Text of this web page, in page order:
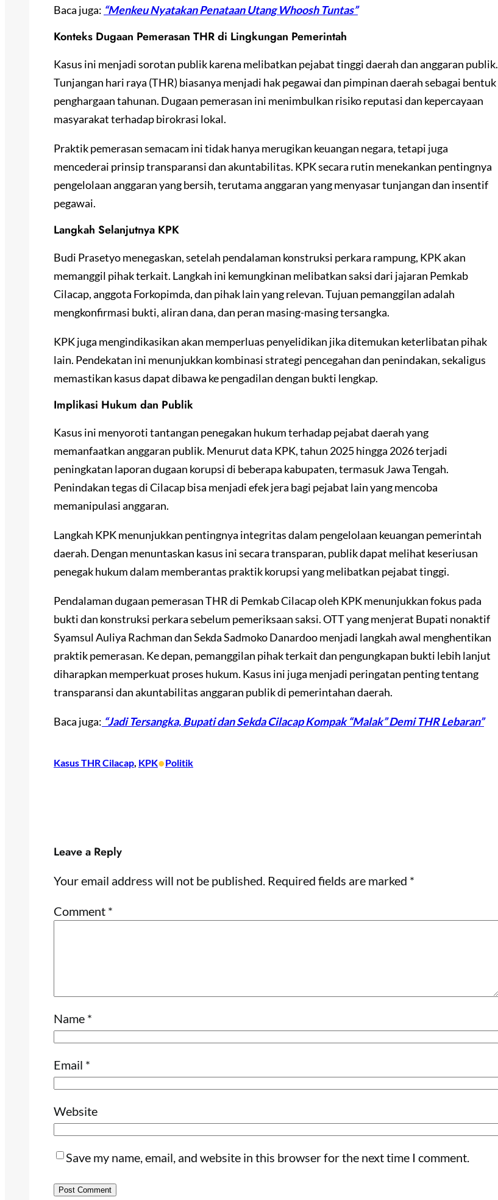
Baca juga: “Menkeu Nyatakan Penataan Utang Whoosh Tuntas”
Konteks Dugaan Pemerasan THR di Lingkungan Pemerintah
Kasus ini menjadi sorotan publik karena melibatkan pejabat tinggi daerah dan anggaran publik.
Tunjangan hari raya (THR) biasanya menjadi hak pegawai dan pimpinan daerah sebagai bentuk
penghargaan tahunan. Dugaan pemerasan ini menimbulkan risiko reputasi dan kepercayaan
masyarakat terhadap birokrasi lokal.
Praktik pemerasan semacam ini tidak hanya merugikan keuangan negara, tetapi juga
mencederai prinsip transparansi dan akuntabilitas. KPK secara rutin menekankan pentingnya
pengelolaan anggaran yang bersih, terutama anggaran yang menyasar tunjangan dan insentif
pegawai.
Langkah Selanjutnya KPK
Budi Prasetyo menegaskan, setelah pendalaman konstruksi perkara rampung, KPK akan
memanggil pihak terkait. Langkah ini kemungkinan melibatkan saksi dari jajaran Pemkab
Cilacap, anggota Forkopimda, dan pihak lain yang relevan. Tujuan pemanggilan adalah
mengkonfirmasi bukti, aliran dana, dan peran masing-masing tersangka.
KPK juga mengindikasikan akan memperluas penyelidikan jika ditemukan keterlibatan pihak
lain. Pendekatan ini menunjukkan kombinasi strategi pencegahan dan penindakan, sekaligus
memastikan kasus dapat dibawa ke pengadilan dengan bukti lengkap.
Implikasi Hukum dan Publik
Kasus ini menyoroti tantangan penegakan hukum terhadap pejabat daerah yang
memanfaatkan anggaran publik. Menurut data KPK, tahun 2025 hingga 2026 terjadi
peningkatan laporan dugaan korupsi di beberapa kabupaten, termasuk Jawa Tengah.
Penindakan tegas di Cilacap bisa menjadi efek jera bagi pejabat lain yang mencoba
memanipulasi anggaran.
Langkah KPK menunjukkan pentingnya integritas dalam pengelolaan keuangan pemerintah
daerah. Dengan menuntaskan kasus ini secara transparan, publik dapat melihat keseriusan
penegak hukum dalam memberantas praktik korupsi yang melibatkan pejabat tinggi.
Pendalaman dugaan pemerasan THR di Pemkab Cilacap oleh KPK menunjukkan fokus pada
bukti dan konstruksi perkara sebelum pemeriksaan saksi. OTT yang menjerat Bupati nonaktif
Syamsul Auliya Rachman dan Sekda Sadmoko Danardoo menjadi langkah awal menghentikan
praktik pemerasan. Ke depan, pemanggilan pihak terkait dan pengungkapan bukti lebih lanjut
diharapkan memperkuat proses hukum. Kasus ini juga menjadi peringatan penting tentang
transparansi dan akuntabilitas anggaran publik di pemerintahan daerah.
Baca juga: “Jadi Tersangka, Bupati dan Sekda Cilacap Kompak “Malak” Demi THR Lebaran”
Kasus THR Cilacap, KPK•Politik
Leave a Reply
Your email address will not be published. Required fields are marked *
Comment *
Name *
Email *
Website
Save my name, email, and website in this browser for the next time I comment.